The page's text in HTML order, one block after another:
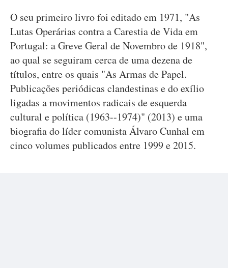
O seu primeiro livro foi editado em 1971, "As
Lutas Operárias contra a Carestia de Vida em
Portugal: a Greve Geral de Novembro de 1918",
ao qual se seguiram cerca de uma dezena de
títulos, entre os quais "As Armas de Papel.
Publicações periódicas clandestinas e do exílio
ligadas a movimentos radicais de esquerda
cultural e política (1963--1974)" (2013) e uma
biografia do líder comunista Álvaro Cunhal em
cinco volumes publicados entre 1999 e 2015.